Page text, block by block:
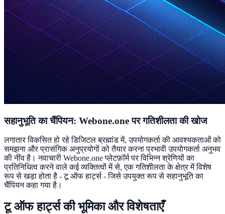
सहानुभूति का चैंपियन: Webone.one पर गतिशीलता की खोज
लगातार विकसित हो रहे डिजिटल ब्रह्मांड में, उपयोगकर्ता की आवश्यकताओं को
समझना और प्रासंगिक अनुप्रयोगों को तैयार करना प्रभावी उपयोगकर्ता अनुभव
की नींव है। नवाचारी Webone.one प्लेटफ़ॉर्म पर विभिन्न श्रेणियों का
प्रतिनिधित्व करने वाले कई व्यक्तित्वों में से, एक गतिशीलता के क्षेत्र में विशेष
रूप से खड़ा होता है - टू ऑफ हार्ट्स - जिसे उपयुक्त रूप से सहानुभूति का
चैंपियन कहा गया है।
टू ऑफ हार्ट्स की भूमिका और विशेषताएँ